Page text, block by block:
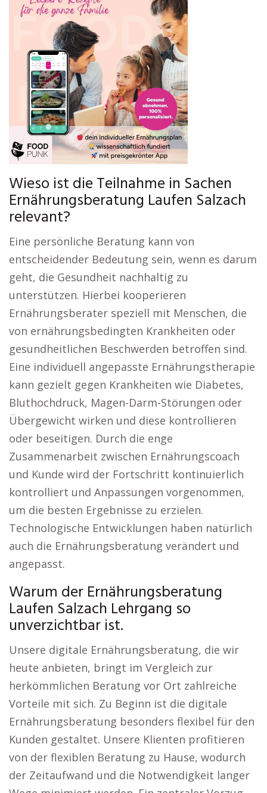
Wieso ist die Teilnahme in Sachen
Ernährungsberatung Laufen Salzach
relevant?
Eine persönliche Beratung kann von
entscheidender Bedeutung sein, wenn es darum
geht, die Gesundheit nachhaltig zu
unterstützen. Hierbei kooperieren
Ernährungsberater speziell mit Menschen, die
von ernährungsbedingten Krankheiten oder
gesundheitlichen Beschwerden betroffen sind.
Eine individuell angepasste Ernährungstherapie
kann gezielt gegen Krankheiten wie Diabetes,
Bluthochdruck, Magen-Darm-Störungen oder
Übergewicht wirken und diese kontrollieren
oder beseitigen. Durch die enge
Zusammenarbeit zwischen Ernährungscoach
und Kunde wird der Fortschritt kontinuierlich
kontrolliert und Anpassungen vorgenommen,
um die besten Ergebnisse zu erzielen.
Technologische Entwicklungen haben natürlich
auch die Ernährungsberatung verändert und
angepasst.
Warum der Ernährungsberatung
Laufen Salzach Lehrgang so
unverzichtbar ist.
Unsere digitale Ernährungsberatung, die wir
heute anbieten, bringt im Vergleich zur
herkömmlichen Beratung vor Ort zahlreiche
Vorteile mit sich. Zu Beginn ist die digitale
Ernährungsberatung besonders flexibel für den
Kunden gestaltet. Unsere Klienten profitieren
von der flexiblen Beratung zu Hause, wodurch
der Zeitaufwand und die Notwendigkeit langer